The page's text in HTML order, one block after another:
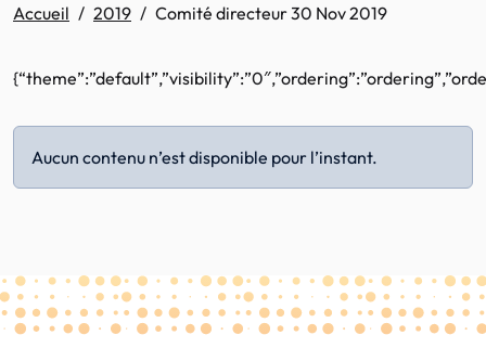
Accueil 2019 Comité directeur 30 Nov 2019
Aucun contenu n’est disponible pour l’instant.